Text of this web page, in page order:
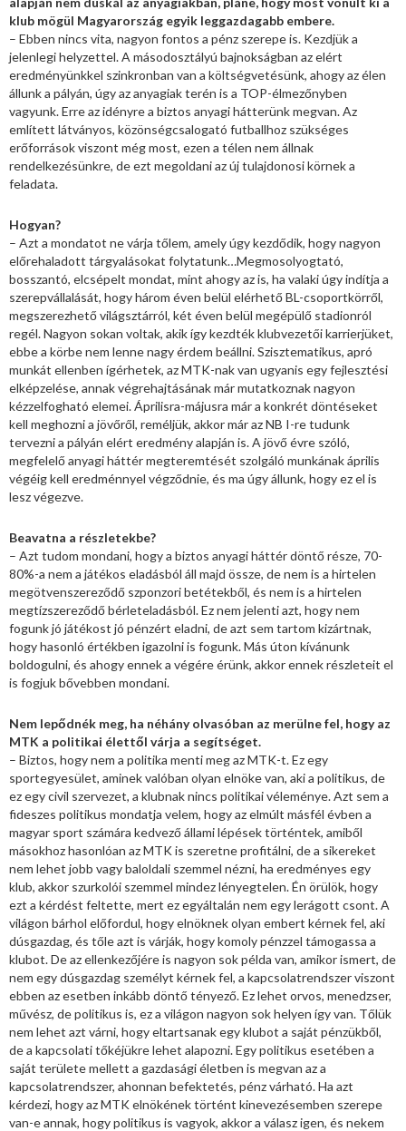
klub mögül Magyarország egyik leggazdagabb embere.
– Ebben nincs vita, nagyon fontos a pénz szerepe is. Kezdjük a
jelenlegi helyzettel. A másodosztályú bajnokságban az elért
eredményünkkel szinkronban van a költségvetésünk, ahogy az élen
állunk a pályán, úgy az anyagiak terén is a TOP-élmezőnyben
vagyunk. Erre az idényre a biztos anyagi hátterünk megvan. Az
említett látványos, közönségcsalogató futballhoz szükséges
erőforrások viszont még most, ezen a télen nem állnak
rendelkezésünkre, de ezt megoldani az új tulajdonosi körnek a
feladata.
Hogyan?
– Azt a mondatot ne várja tőlem, amely úgy kezdődik, hogy nagyon
előrehaladott tárgyalásokat folytatunk…Megmosolyogtató,
bosszantó, elcsépelt mondat, mint ahogy az is, ha valaki úgy indítja a
szerepvállalását, hogy három éven belül elérhető BL-csoportkörről,
megszerezhető világsztárról, két éven belül megépülő stadionról
regél. Nagyon sokan voltak, akik így kezdték klubvezetői karrierjüket,
ebbe a körbe nem lenne nagy érdem beállni. Szisztematikus, apró
munkát ellenben ígérhetek, az MTK-nak van ugyanis egy fejlesztési
elképzelése, annak végrehajtásának már mutatkoznak nagyon
kézzelfogható elemei. Áprilisra-májusra már a konkrét döntéseket
kell meghozni a jövőről, reméljük, akkor már az NB I-re tudunk
tervezni a pályán elért eredmény alapján is. A jövő évre szóló,
megfelelő anyagi háttér megteremtését szolgáló munkának április
végéig kell eredménnyel végződnie, és ma úgy állunk, hogy ez el is
lesz végezve.
Beavatna a részletekbe?
– Azt tudom mondani, hogy a biztos anyagi háttér döntő része, 70-
80%-a nem a játékos eladásból áll majd össze, de nem is a hirtelen
megötvenszereződő szponzori betétekből, és nem is a hirtelen
megtízszereződő bérleteladásból. Ez nem jelenti azt, hogy nem
fogunk jó játékost jó pénzért eladni, de azt sem tartom kizártnak,
hogy hasonló értékben igazolni is fogunk. Más úton kívánunk
boldogulni, és ahogy ennek a végére érünk, akkor ennek részleteit el
is fogjuk bővebben mondani.
Nem lepődnék meg, ha néhány olvasóban az merülne fel, hogy az
MTK a politikai élettől várja a segítséget.
– Biztos, hogy nem a politika menti meg az MTK-t. Ez egy
sportegyesület, aminek valóban olyan elnöke van, aki a politikus, de
ez egy civil szervezet, a klubnak nincs politikai véleménye. Azt sem a
fideszes politikus mondatja velem, hogy az elmúlt másfél évben a
magyar sport számára kedvező állami lépések történtek, amiből
másokhoz hasonlóan az MTK is szeretne profitálni, de a sikereket
nem lehet jobb vagy baloldali szemmel nézni, ha eredményes egy
klub, akkor szurkolói szemmel mindez lényegtelen. Én örülök, hogy
ezt a kérdést feltette, mert ez egyáltalán nem egy lerágott csont. A
világon bárhol előfordul, hogy elnöknek olyan embert kérnek fel, aki
dúsgazdag, és tőle azt is várják, hogy komoly pénzzel támogassa a
klubot. De az ellenkezőjére is nagyon sok példa van, amikor ismert, de
nem egy dúsgazdag személyt kérnek fel, a kapcsolatrendszer viszont
ebben az esetben inkább döntő tényező. Ez lehet orvos, menedzser,
művész, de politikus is, ez a világon nagyon sok helyen így van. Tőlük
nem lehet azt várni, hogy eltartsanak egy klubot a saját pénzükből,
de a kapcsolati tőkéjükre lehet alapozni. Egy politikus esetében a
saját területe mellett a gazdasági életben is megvan az a
kapcsolatrendszer, ahonnan befektetés, pénz várható. Ha azt
kérdezi, hogy az MTK elnökének történt kinevezésemben szerepe
van-e annak, hogy politikus is vagyok, akkor a válasz igen, és nekem